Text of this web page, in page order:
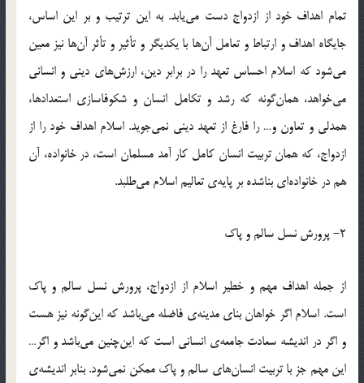
تمام اهداف خود از ازدواج دست مي‌يابد. به اين ترتيب و بر اين اساس،
جايگاه اهداف و ارتباط و تعامل آن‌ها با يكديگر و تأثير و تأثر آن‌ها نيز معين
مي‌شود كه اسلام احساس تعهد را در برابر دين، ارزش‌هاي ديني و انساني
مي‌خواهد، همان‌گونه كه رشد و تكامل انسان و شكوفاسازي استعدادها،
همدلي و تعاون و… را فارغ از تعهد ديني نمي‌جويد. اسلام اهداف خود را از
ازدواج، كه همان تربيت انسان كامل كار آمد مسلمان است، در خانواده، آن
هم در خانواده‌اي بناشده بر پايه‌ي تعاليم اسلام مي‌طلبد.
2- پرورش نسل سالم و پاك
از جمله اهداف مهم و خطير اسلام از ازدواج، پرورش نسل سالم و پاك
است. اسلام اگر خواهان بناي مدينه‌ي فاضله مي‌باشد كه اين‌گونه نيز هست
و اگر در انديشه سعادت جامعه‌ي انساني است كه اين‌چنين مي‌باشد و اگر…
اين مهم جز با تربيت انسان‌هاي سالم و پاك ممكن نمي‌شود. بنابر انديشه‌ي